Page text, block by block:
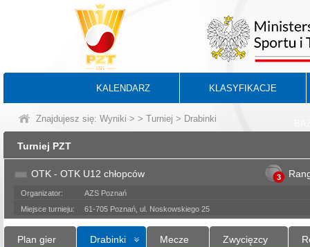
KALENDARZ KLASYFIKACJE
Znajdujesz się: Wyniki > > Turniej > Drabinki
Turniej PZT
OTK - OTK U12 chłopców 3
Organizator:
AZS Poznań
Miejsce turnieju:
61-705 Poznań, ul. Noskowskiego 25
Plan gier Drabinki Mecze Zwycięzcy